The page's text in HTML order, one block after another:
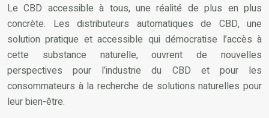
Le CBD accessible à tous, une réalité de plus en plus
concrète. Les distributeurs automatiques de CBD, une
solution pratique et accessible qui démocratise l’accès à
cette substance naturelle, ouvrent de nouvelles
perspectives pour l’industrie du CBD et pour les
consommateurs à la recherche de solutions naturelles pour
leur bien-être.